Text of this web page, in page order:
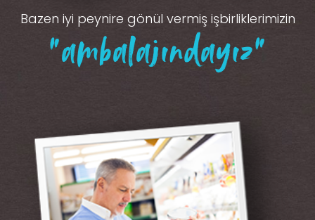
Bazen iyi peynire gönül vermiş işbirliklerimizin
“ambalajındayız”